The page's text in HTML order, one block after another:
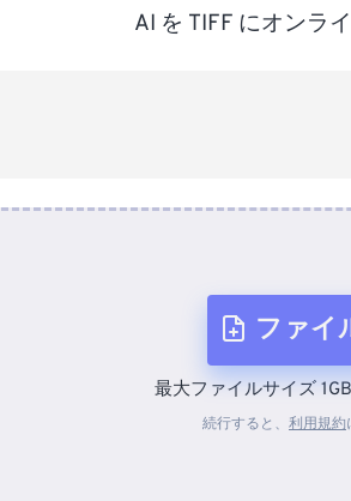
AI を TIFF にオンラ
ファイ
デバ
最大ファイルサイズ
続行すると、 利用規約